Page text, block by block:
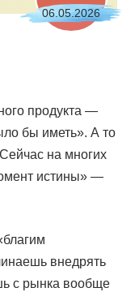
06.05.2026
продукта —
бы иметь». А то
Сейчас на многих
истины» —
внедрять
с рынка вообще